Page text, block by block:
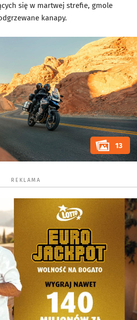
się w martwej strefie, gmole
kanapy.
13
REKLAMA